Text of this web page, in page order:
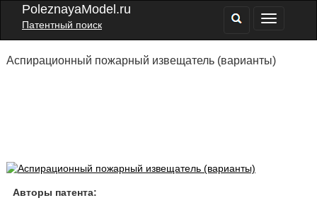
PoleznayaModel.ru
Патентный поиск
Аспирационный пожарный извещатель (варианты)
Авторы патента: